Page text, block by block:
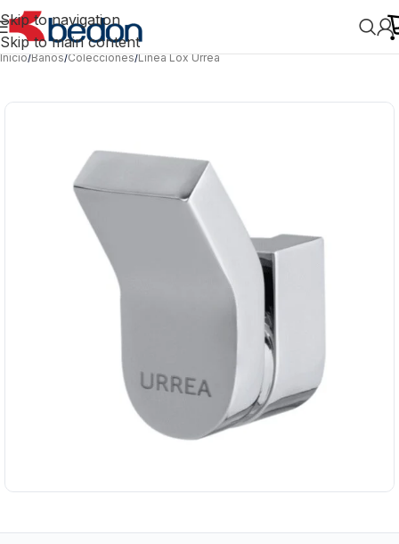
Skip to navigation
Skip to main content
Inicio/Baños/Colecciones/Línea Lox Urrea